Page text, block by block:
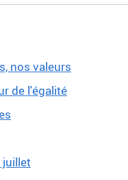
nos valeurs
de l'égalité
juillet